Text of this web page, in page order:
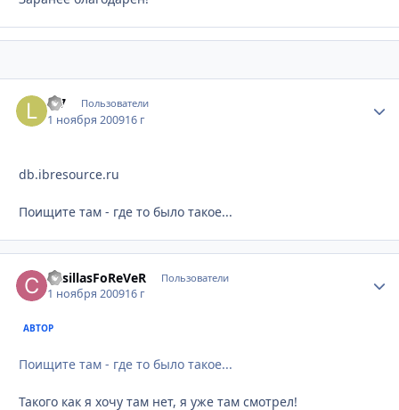
L-7 Пользователи
1 ноября 200916 г
db.ibresource.ru
Поищите там - где то было такое...
CasillasFoReVeR Пользователи
1 ноября 200916 г
АВТОР
Поищите там - где то было такое...
Такого как я хочу там нет, я уже там смотрел!